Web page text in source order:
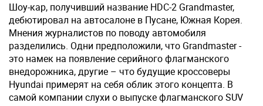
Шоу-кар, получивший название HDC-2 Grandmaster,
дебютировал на автосалоне в Пусане, Южная Корея.
Мнения журналистов по поводу автомобиля
разделились. Одни предположили, что Grandmaster -
это намек на появление серийного флагманского
внедорожника, другие – что будущие кроссоверы
Hyundai примерят на себя облик этого концепта. В
самой компании слухи о выпуске флагманского SUV